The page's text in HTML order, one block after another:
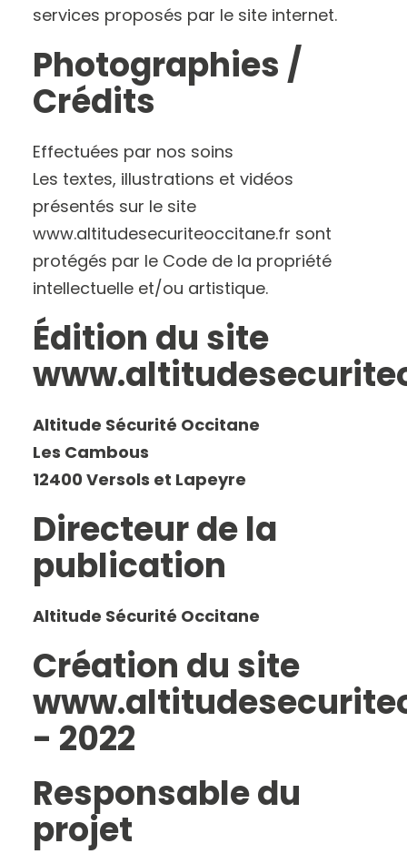
services proposés par le site internet.
Photographies /
Crédits
Effectuées par nos soins
Les textes, illustrations et vidéos
présentés sur le site
www.altitudesecuriteoccitane.fr sont
protégés par le Code de la propriété
intellectuelle et/ou artistique.
Édition du site
Altitude Sécurité Occitane
Les Cambous
12400 Versols et Lapeyre
Directeur de la
publication
Altitude Sécurité Occitane
Création du site
- 2022
Responsable du
projet